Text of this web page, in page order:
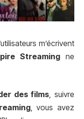
m’écrivent
Streaming ne
des films, suivre
, vous avez